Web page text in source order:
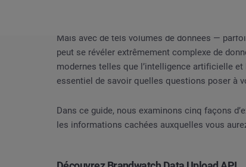
5 façons de trouver des insights cachés dans votre first party data
Mais avec de tels volumes de données —
peut se révéler extrêmement complexe de
modernes telles que l’intelligence artificielle
essentiel de savoir quelles questions poser à
Dans ce guide, nous examinons cinq façons
les informations cachées auxquelles vous